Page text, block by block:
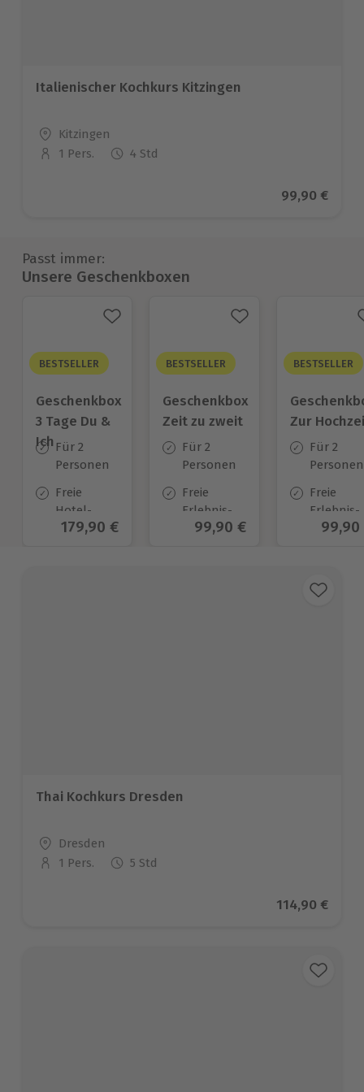
Italienischer Kochkurs Kitzingen
Standort
Kitzingen
Anzahl der Teilnehmer
1 Pers. 4 Std
Aktueller
99,90 €
Passt immer:
Unsere Geschenkboxen
BESTSELLER
Geschenkbox
3 Tage Du &
Ich Für 2
Personen
Freie
Hotel-
Auswahl
Aktueller Preis
179,90 €
BESTSELLER
Geschenkbox
Zeit zu zweit
Für 2
Personen
Freie
Erlebnis-
Auswahl
Aktueller Preis
99,90 €
BESTSELLER
Zur
Für 2
Personen
Freie
Erlebnis-
Auswahl
99,90
Thai Kochkurs Dresden
Standort
Dresden
Anzahl der Teilnehmer
1 Pers. 5 Std
Aktueller
114,90 €